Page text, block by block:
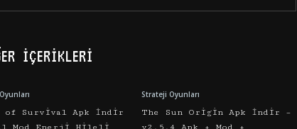
İÇERIKLERI
of Survival Apk İndir
Strateji Oyunları
The Sun Origin Apk İndir –